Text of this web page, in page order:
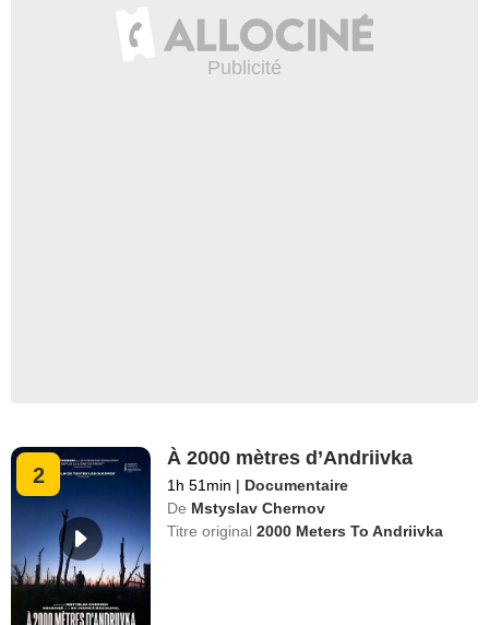
2
À 2000 mètres d’Andriivka
1h 51min | Documentaire
De Mstyslav Chernov
Titre original2000 Meters To Andriivka